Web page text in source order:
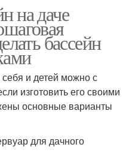
на даче
бассейн
и детей можно с
изготовить его своими
основные варианты
для дачного